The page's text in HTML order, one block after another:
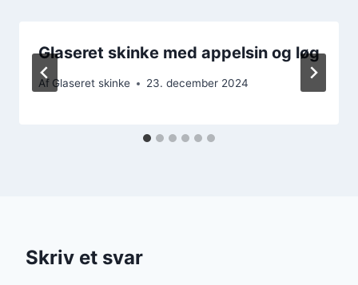
Glaseret skinke med appelsin og løg
Af Glaseret skinke 23. december 2024
Skriv et svar